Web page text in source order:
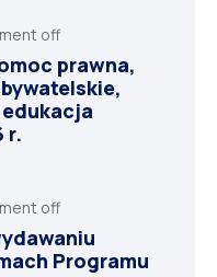
off
prawna,
r.
off
Programu